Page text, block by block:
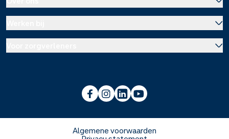
Franchise informatie
Voorlichting scholen
Algemene voorwaarden